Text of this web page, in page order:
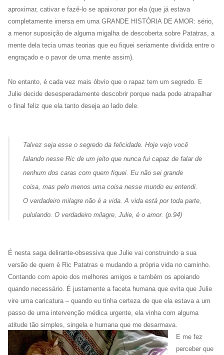
aproximar, cativar e fazê-lo se apaixonar por ela (que já estava
completamente imersa em uma GRANDE HISTÓRIA DE AMOR: sério,
a menor suposição de alguma migalha de descoberta sobre Patatras, a
mente dela tecia umas teorias que eu fiquei seriamente dividida entre o
engraçado e o pavor de uma mente assim).
No entanto, é cada vez mais óbvio que o rapaz tem um segredo. E
Julie decide desesperadamente descobrir porque nada pode atrapalhar
o final feliz que ela tanto deseja ao lado dele.
Talvez seja esse o segredo da felicidade. Hoje vejo você
falando nesse Ric de um jeito que nunca fui capaz de falar de
nenhum dos caras com quem fiquei. Eu não sei grande
coisa, mas pelo menos uma coisa nesse mundo eu entendi.
O verdadeiro milagre não é a vida. A vida está por toda parte,
pululando. O verdadeiro milagre, Julie, é o amor. (p.94)
É nesta saga delirante-obsessiva que Julie vai construindo a sua
versão de quem é Ric Patatras e mudando a própria vida no caminho.
Contando com apoio dos melhores amigos e também os apoiando
quando necessário. É justamente a faceta humana que evita que Julie
vire uma caricatura – quando eu tinha certeza de que ela estava a um
passo de uma intervenção médica urgente, ela vinha com alguma
atitude tão simples, singela e humana que me desarmava.
E me fez
perceber que